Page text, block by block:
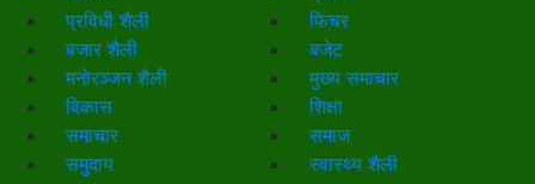
प्रविधी शैली
फिचर
बजार शैली
बजेट
मनाेरञ्जन शैली
मुख्य समाचार
विकास
शिक्षा
समाचार
समाज
समुदाय
स्वास्थ्य शैली